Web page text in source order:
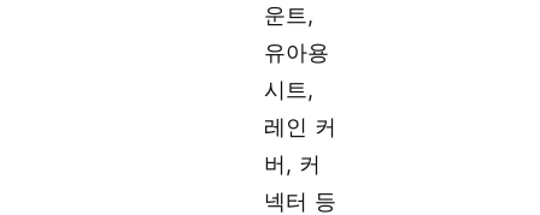
운트,
유아용
시트,
레인 커
버, 커
넥터 등